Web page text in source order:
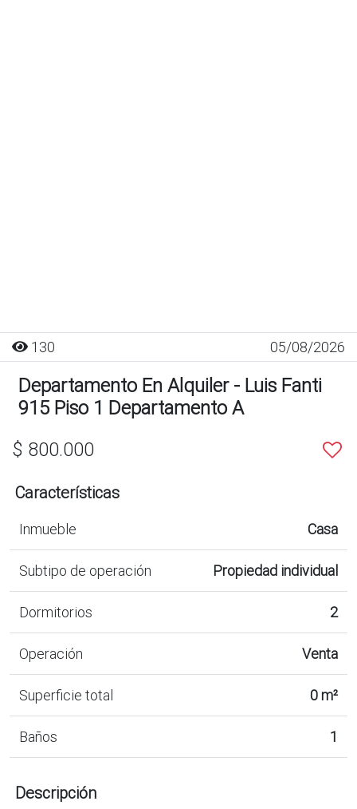
130 05/08/2026
Departamento En Alquiler - Luis Fanti
915 Piso 1 Departamento A
$ 800.000
Características
Inmueble Casa
Subtipo de operación Propiedad individual
Dormitorios 2
Operación Venta
Superficie total 0 m²
Baños 1
Descripción